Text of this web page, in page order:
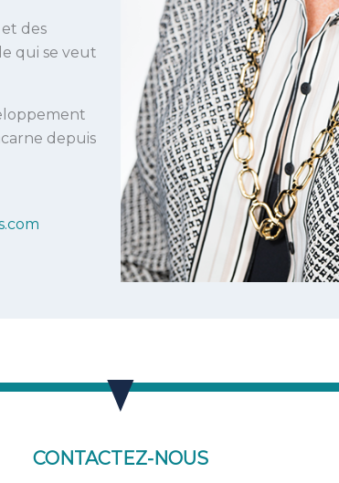
des
qui se veut
depuis
CONTACTEZ-NOUS